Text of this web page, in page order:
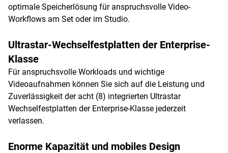
optimale Speicherlösung für anspruchsvolle Video-
Workflows am Set oder im Studio.
Ultrastar-Wechselfestplatten der Enterprise-
Klasse
Für anspruchsvolle Workloads und wichtige
Videoaufnahmen können Sie sich auf die Leistung und
Zuverlässigkeit der acht (8) integrierten Ultrastar
Wechselfestplatten der Enterprise-Klasse jederzeit
verlassen.
Enorme Kapazität und mobiles Design